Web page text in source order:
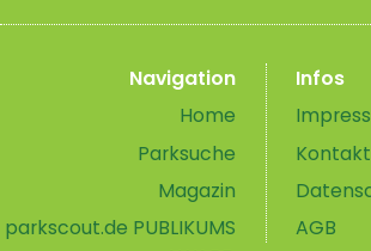
Navigation
Home
Parksuche
Magazin
parkscout.de PUBLIKUMS
Infos
Kontakt
AGB